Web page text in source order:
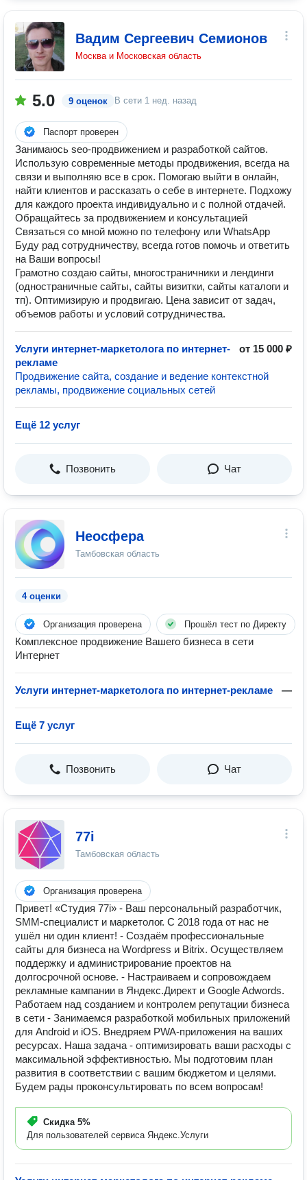
Вадим Сергеевич Семионов
Москва и Московская область
5.0 9 оценок В сети 1 нед. назад
Паспорт проверен
Занимаюсь seo-продвижением и разработкой сайтов.
Использую современные методы продвижения, всегда на
связи и выполняю все в срок. Помогаю выйти в онлайн,
найти клиентов и рассказать о себе в интернете. Подхожу
для каждого проекта индивидуально и с полной отдачей.
Обращайтесь за продвижением и консультацией
Связаться со мной можно по телефону или WhatsApp
Буду рад сотрудничеству, всегда готов помочь и ответить
на Ваши вопросы!
Грамотно создаю сайты, многостраничники и лендинги
(одностраничные сайты, сайты визитки, сайты каталоги и
тп). Оптимизирую и продвигаю. Цена зависит от задач,
объемов работы и условий сотрудничества.
Услуги интернет-маркетолога по интернет-
рекламе
от 15 000 ₽
Продвижение сайта, создание и ведение контекстной
рекламы, продвижение социальных сетей
Ещё 12 услуг
Позвонить Чат
Неосфера
Тамбовская область
4 оценки
Организация проверена Прошёл тест по Директу
Комплексное продвижение Вашего бизнеса в сети
Интернет
Услуги интернет-маркетолога по интернет-рекламе —
Ещё 7 услуг
Позвонить Чат
77i
Тамбовская область
Организация проверена
Привет! «Студия 77i» - Ваш персональный разработчик,
SMM-специалист и маркетолог. С 2018 года от нас не
ушёл ни один клиент! - Создаём профессиональные
сайты для бизнеса на Wordpress и Bitrix. Осуществляем
поддержку и администрирование проектов на
долгосрочной основе. - Настраиваем и сопровождаем
рекламные кампании в Яндекс.Директ и Google Adwords.
Работаем над созданием и контролем репутации бизнеса
в сети - Занимаемся разработкой мобильных приложений
для Android и iOS. Внедряем PWA-приложения на ваших
ресурсах. Наша задача - оптимизировать ваши расходы с
максимальной эффективностью. Мы подготовим план
развития в соответствии с вашим бюджетом и целями.
Будем рады проконсультировать по всем вопросам!
Скидка 5%
Для пользователей сервиса Яндекс.Услуги